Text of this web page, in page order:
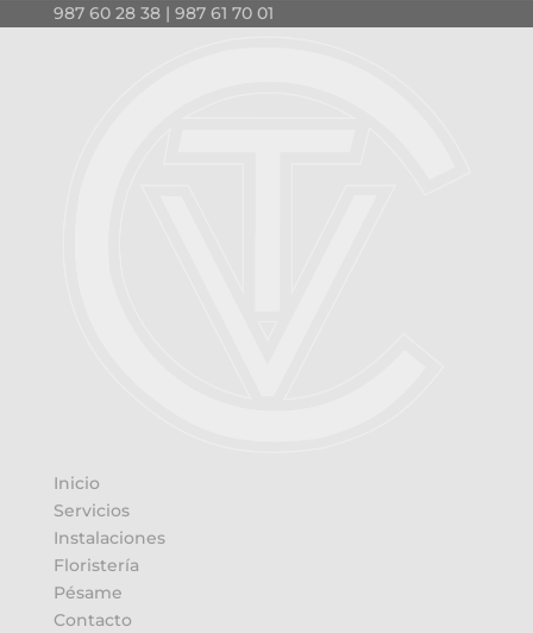
987 60 28 38 | 987 61 70 01
Inicio
Servicios
Instalaciones
Floristería
Pésame
Contacto